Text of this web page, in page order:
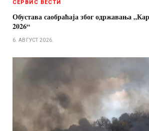
СЕРВИС ВЕСТИ
Обустава саобраћаја због одржавања
2026“
6. АВГУСТ 2026.